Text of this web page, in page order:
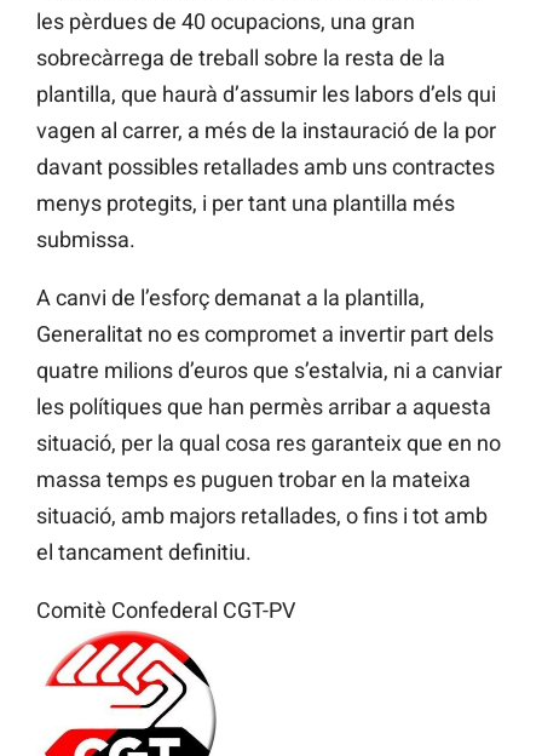
les pèrdues de 40 ocupacions, una gran
sobrecàrrega de treball sobre la resta de la
plantilla, que haurà d’assumir les labors d’els qui
vagen al carrer, a més de la instauració de la por
davant possibles retallades amb uns contractes
menys protegits, i per tant una plantilla més
submissa.
A canvi de l’esforç demanat a la plantilla,
Generalitat no es compromet a invertir part dels
quatre milions d’euros que s’estalvia, ni a canviar
les polítiques que han permès arribar a aquesta
situació, per la qual cosa res garanteix que en no
massa temps es puguen trobar en la mateixa
situació, amb majors retallades, o fins i tot amb
el tancament definitiu.
Comitè Confederal CGT-PV